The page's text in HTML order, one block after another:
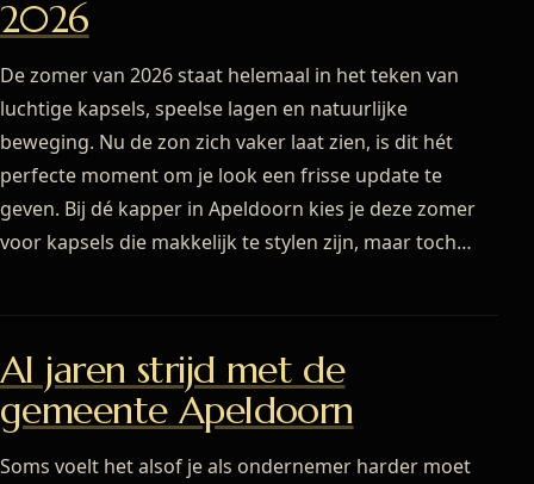
2026
De zomer van 2026 staat helemaal in het teken van
luchtige kapsels, speelse lagen en natuurlijke
beweging. Nu de zon zich vaker laat zien, is dit hét
perfecte moment om je look een frisse update te
geven. Bij dé kapper in Apeldoorn kies je deze zomer
voor kapsels die makkelijk te stylen zijn, maar toch…
Al jaren strijd met de
gemeente Apeldoorn
Soms voelt het alsof je als ondernemer harder moet